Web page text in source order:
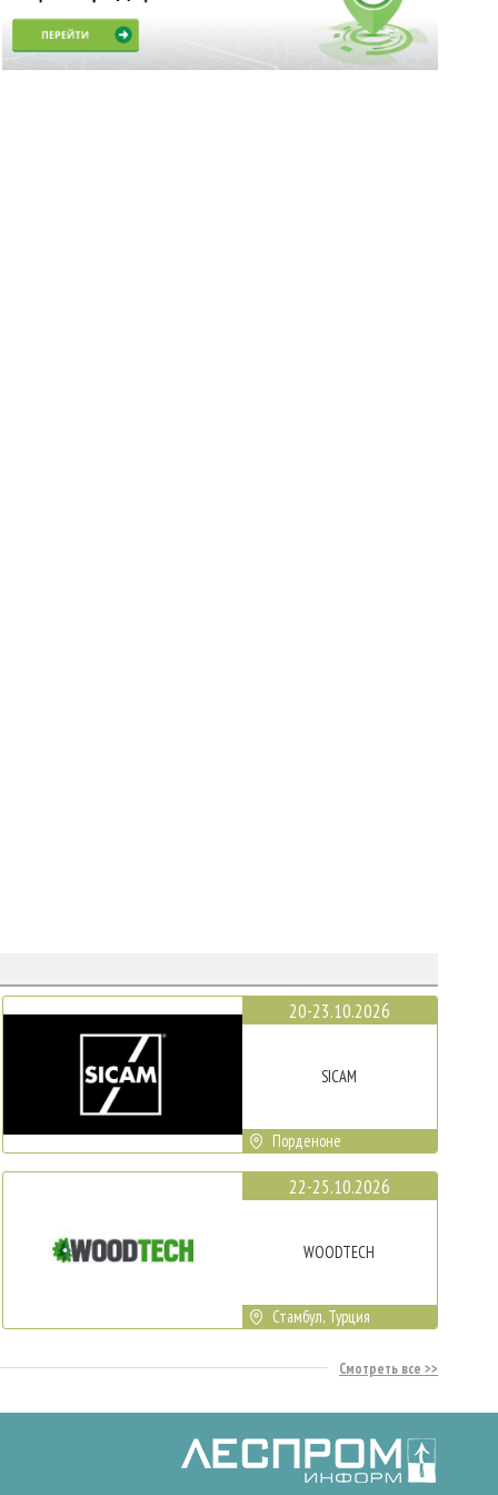
20-23.10.2026
SICAM
Порденоне
22-25.10.2026
WOODTECH
Стамбул, Турция
Смотреть все